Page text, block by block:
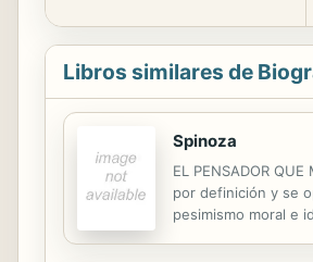
Libros similares de
Spinoza
EL PENSADOR
por definición y se
pesimismo moral e